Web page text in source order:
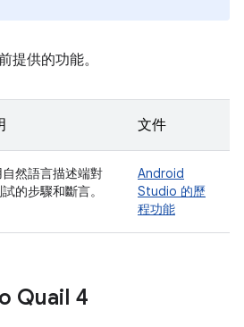
提供的功能。
文件
然語言描述端對
的步驟和斷言。
Android
Studio 的歷
程功能
Quail 4